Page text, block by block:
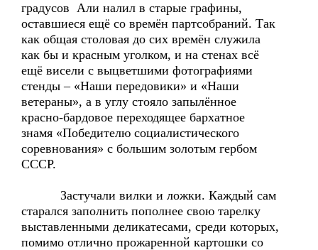
градусов Али налил в старые графины,
оставшиеся ещё со времён партсобраний. Так
как общая столовая до сих времён служила
как бы и красным уголком, и на стенах всё
ещё висели с выцветшими фотографиями
стенды – «Наши передовики» и «Наши
ветераны», а в углу стояло запылённое
красно-бардовое переходящее бархатное
знамя «Победителю социалистического
соревнования» с большим золотым гербом
СССР.
Застучали вилки и ложки. Каждый сам
старался заполнить пополнее свою тарелку
выставленными деликатесами, среди которых,
помимо отлично прожаренной картошки со